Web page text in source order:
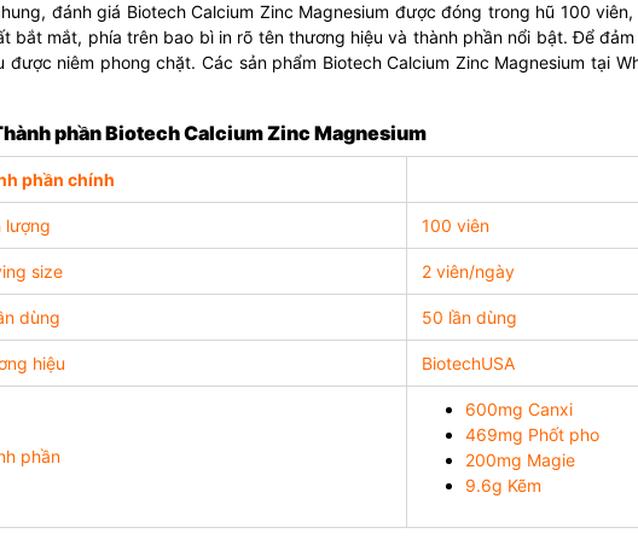
đánh giá Biotech Calcium Zinc Magnesium được đóng trong hũ 100
bắt mắt, phía trên bao bì in rõ tên thương hiệu và thành phần nổi bật. Để
được niêm phong chặt. Các sản phẩm Biotech Calcium Zinc Magnesium tại
phần Biotech Calcium Zinc Magnesium
phần chính
100 viên
size 2 viên/ngày
dùng 50 lần dùng
hiệu BiotechUSA
phần
600mg Canxi
469mg Phốt pho
200mg Magie
9.6g Kẽm